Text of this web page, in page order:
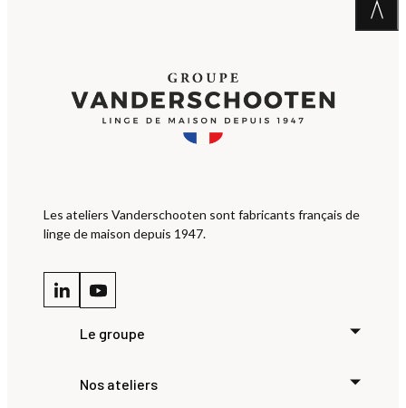
Les ateliers Vanderschooten sont fabricants français de
linge de maison depuis 1947.
Le groupe
Nos ateliers